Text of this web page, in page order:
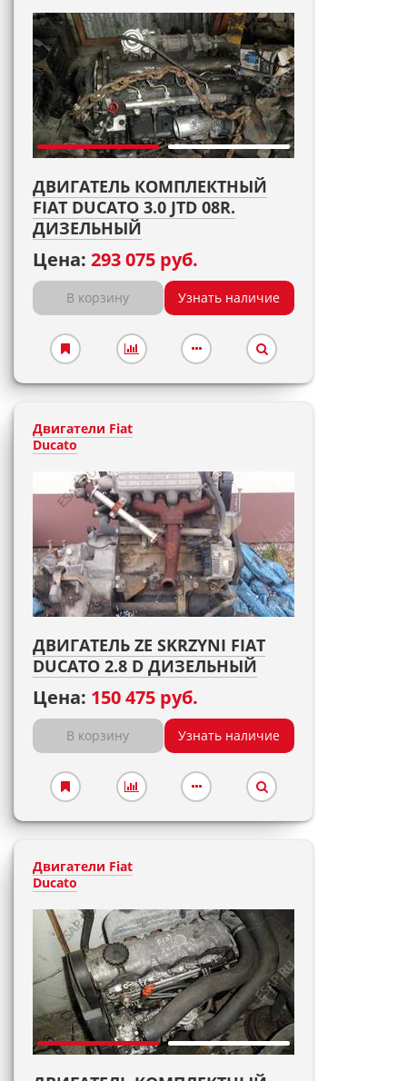
ДВИГАТЕЛЬ КОМПЛЕКТНЫЙ
FIAT DUCATO 3.0 JTD 08R.
ДИЗЕЛЬНЫЙ
Цена: 293 075 руб.
В корзину Узнать наличие
Двигатели Fiat
Ducato
ДВИГАТЕЛЬ ZE SKRZYNI FIAT
DUCATO 2.8 D ДИЗЕЛЬНЫЙ
Цена: 150 475 руб.
В корзину Узнать наличие
Двигатели Fiat
Ducato